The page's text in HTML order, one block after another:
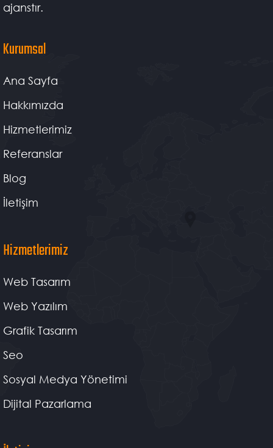
ajanstır.
Kurumsal
Ana Sayfa
Hakkımızda
Hizmetlerimiz
Referanslar
Blog
İletişim
Hizmetlerimiz
Web Tasarım
Web Yazılım
Grafik Tasarım
Seo
Sosyal Medya Yönetimi
Dijital Pazarlama